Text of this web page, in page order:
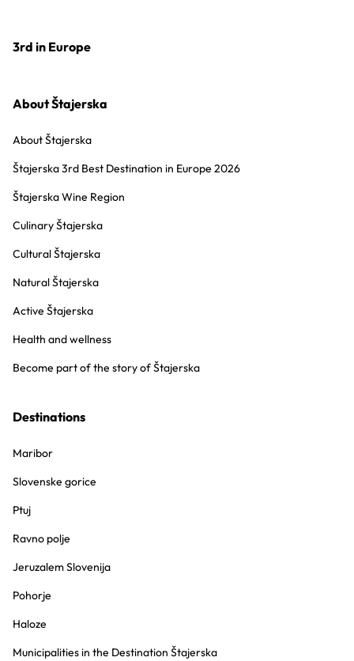
3rd in Europe
About Štajerska
About Štajerska
Štajerska 3rd Best Destination in Europe 2026
Štajerska Wine Region
Culinary Štajerska
Cultural Štajerska
Natural Štajerska
Active Štajerska
Health and wellness
Become part of the story of Štajerska
Destinations
Maribor
Slovenske gorice
Ptuj
Ravno polje
Jeruzalem Slovenija
Pohorje
Haloze
Municipalities in the Destination Štajerska